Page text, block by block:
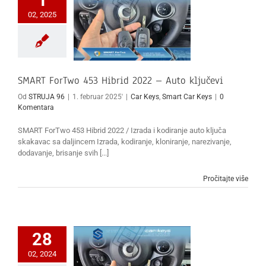
02, 2025
SMART ForTwo 453 Hibrid
2022 – Auto ključevi
SMART ForTwo 453 Hibrid 2022 – Auto ključevi
Od STRUJA 96 1. februar 2025' Car Keys, Smart Car Keys
0
Komentara
SMART ForTwo 453 Hibrid 2022 / Izrada i kodiranje auto ključa
skakavac sa daljincem Izrada, kodiranje, kloniranje, narezivanje,
dodavanje, brisanje svih [...]
Pročitajte više
28
02, 2024
SMART ForTwo 2018 –